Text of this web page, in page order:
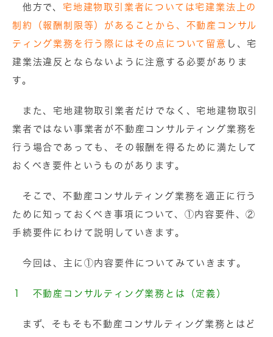
他方で、 宅地建物取引業者については宅建業法上の
制約（報酬制限等）があることから、不動産コンサル
ティング業務を行う際にはその点について留意 し、宅
建業法違反とならないように注意する必要がありま
す。
また、宅地建物取引業者だけでなく、宅地建物取引
業者ではない事業者が不動産コンサルティング業務を
行う場合であっても、その報酬を得るために満たして
おくべき要件というものがあります。
そこで、不動産コンサルティング業務を適正に行う
ために知っておくべき事項について、①内容要件、②
手続要件にわけて説明していきます。
今回は、主に①内容要件についてみていきます。
１ 不動産コンサルティング業務とは（定義）
まず、そもそも不動産コンサルティング業務とはど